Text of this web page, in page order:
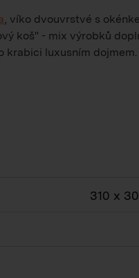
, víko dvouvrstvé s
koš" - mix výrobků
krabici luxusním dojmem.
310 x